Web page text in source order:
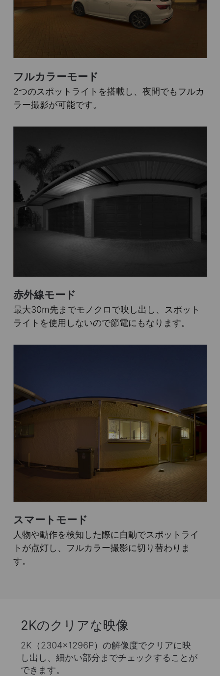
フルカラーモード
2つのスポットライトを搭載し、夜間でもフルカ
ラー撮影が可能です。
赤外線モード
最大30m先までモノクロで映し出し、スポット
ライトを使用しないので節電にもなります。
スマートモード
人物や動作を検知した際に自動でスポットライ
トが点灯し、フルカラー撮影に切り替わりま
す。
2Kのクリアな映像
2K（2304×1296P）の解像度でクリアに映
し出し、細かい部分までチェックすることが
できます。